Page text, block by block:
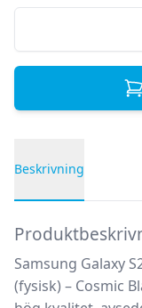
Beskrivning
Samsung Galaxy
(fysisk) – Cosmic